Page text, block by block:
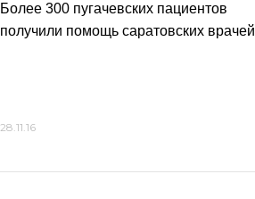
Более 300 пугачевских пациентов
получили помощь саратовских врачей
28.11.16